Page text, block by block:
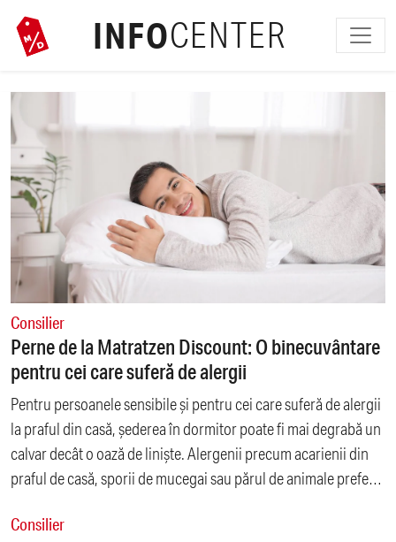
INFOCENTER
Consilier
Perne de la Matratzen Discount: O binecuvântare
pentru cei care suferă de alergii
Pentru persoanele sensibile și pentru cei care suferă de alergii
la praful din casă, șederea în dormitor poate fi mai degrabă un
calvar decât o oază de liniște. Alergenii precum acarienii din
praful de casă, sporii de mucegai sau părul de animale preferă
nocturne precum nasul înfundat, strănutul, mâncărimile sau
Consilier